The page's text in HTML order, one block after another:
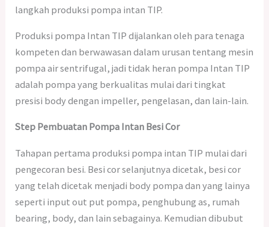
langkah produksi pompa intan TIP.
Produksi pompa Intan TIP dijalankan oleh para tenaga
kompeten dan berwawasan dalam urusan tentang mesin
pompa air sentrifugal, jadi tidak heran pompa Intan TIP
adalah pompa yang berkualitas mulai dari tingkat
presisi body dengan impeller, pengelasan, dan lain-lain.
Step Pembuatan Pompa Intan Besi Cor
Tahapan pertama produksi pompa intan TIP mulai dari
pengecoran besi. Besi cor selanjutnya dicetak, besi cor
yang telah dicetak menjadi body pompa dan yang lainya
seperti input out put pompa, penghubung as, rumah
bearing, body, dan lain sebagainya. Kemudian dibubut